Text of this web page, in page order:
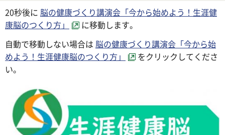
20秒後に 脳の健康づくり講演会「今から始めよう！生涯健
康脳のつくり方」
に移動します。
自動で移動しない場合は 脳の健康づくり講演会「今から始
めよう！生涯健康脳のつくり方」
をクリックしてくださ
い。